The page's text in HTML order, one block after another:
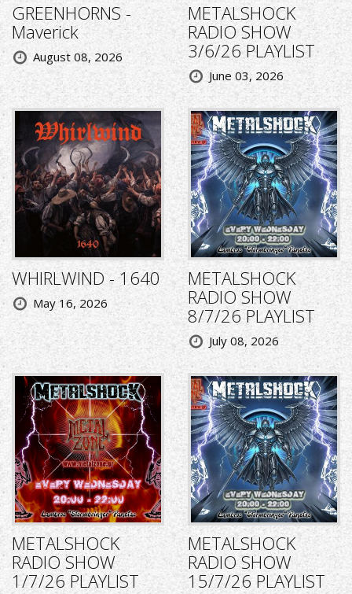
GREENHORNS -
Maverick
August 08, 2026
METALSHOCK
RADIO SHOW
3/6/26 PLAYLIST
June 03, 2026
WHIRLWIND - 1640
May 16, 2026
METALSHOCK
RADIO SHOW
8/7/26 PLAYLIST
July 08, 2026
METALSHOCK
RADIO SHOW
1/7/26 PLAYLIST
METALSHOCK
RADIO SHOW
15/7/26 PLAYLIST